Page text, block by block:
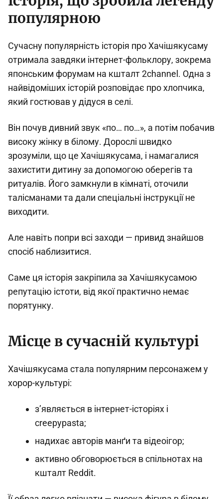
популярною
Сучасну популярність історія про Хачішякусаму
отримала завдяки інтернет-фольклору, зокрема
японським форумам на кшталт 2channel. Одна з
найвідоміших історій розповідає про хлопчика,
який гостював у дідуся в селі.
Він почув дивний звук «по… по…», а потім побачив
високу жінку в білому. Дорослі швидко
зрозуміли, що це Хачішякусама, і намагалися
захистити дитину за допомогою оберегів та
ритуалів. Його замкнули в кімнаті, оточили
талісманами та дали спеціальні інструкції не
виходити.
Але навіть попри всі заходи — привид знайшов
спосіб наблизитися.
Саме ця історія закріпила за Хачішякусамою
репутацію істоти, від якої практично немає
порятунку.
Місце в сучасній культурі
Хачішякусама стала популярним персонажем у
хорор-культурі:
з’являється в інтернет-історіях і
creepypasta;
надихає авторів манґи та відеоігор;
активно обговорюється в спільнотах на
кшталт Reddit.